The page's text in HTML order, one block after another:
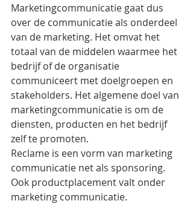
Marketingcommunicatie gaat dus
over de communicatie als onderdeel
van de marketing. Het omvat het
totaal van de middelen waarmee het
bedrijf of de organisatie
communiceert met doelgroepen en
stakeholders. Het algemene doel van
marketingcommunicatie is om de
diensten, producten en het bedrijf
zelf te promoten.
Reclame is een vorm van marketing
communicatie net als sponsoring.
Ook productplacement valt onder
marketing communicatie.